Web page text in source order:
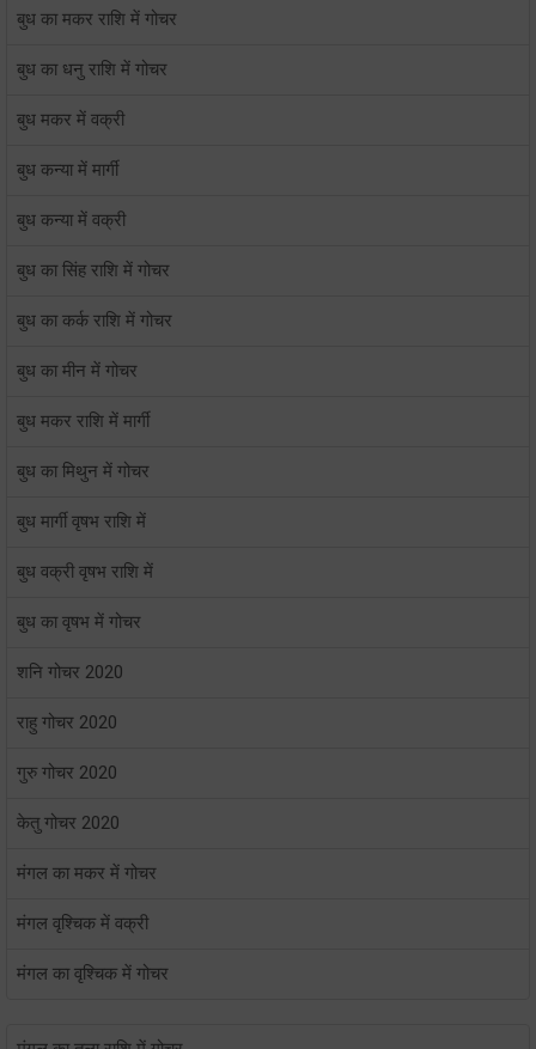
बुध का मकर राशि में गोचर
बुध का धनु राशि में गोचर
बुध मकर में वक्री
बुध कन्या में मार्गी
बुध कन्या में वक्री
बुध का सिंह राशि में गोचर
बुध का कर्क राशि में गोचर
बुध का मीन में गोचर
बुध मकर राशि में मार्गी
बुध का मिथुन में गोचर
बुध मार्गी वृषभ राशि में
बुध वक्री वृषभ राशि में
बुध का वृषभ में गोचर
शनि गोचर 2020
राहु गोचर 2020
गुरु गोचर 2020
केतु गोचर 2020
मंगल का मकर में गोचर
मंगल वृश्चिक में वक्री
मंगल का वृश्चिक में गोचर